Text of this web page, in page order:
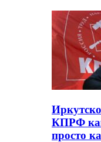
КПРФ
просто